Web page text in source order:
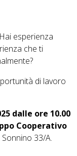
esperienza
che ti
di lavoro
dalle ore 10.00
Cooperativo
Sonnino 33/A.